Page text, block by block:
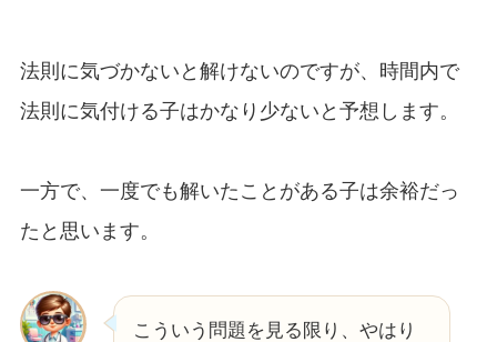
法則に気づかないと解けないのですが、時間内で
法則に気付ける子はかなり少ないと予想します。
一方で、一度でも解いたことがある子は余裕だっ
たと思います。
こういう問題を見る限り、やはり